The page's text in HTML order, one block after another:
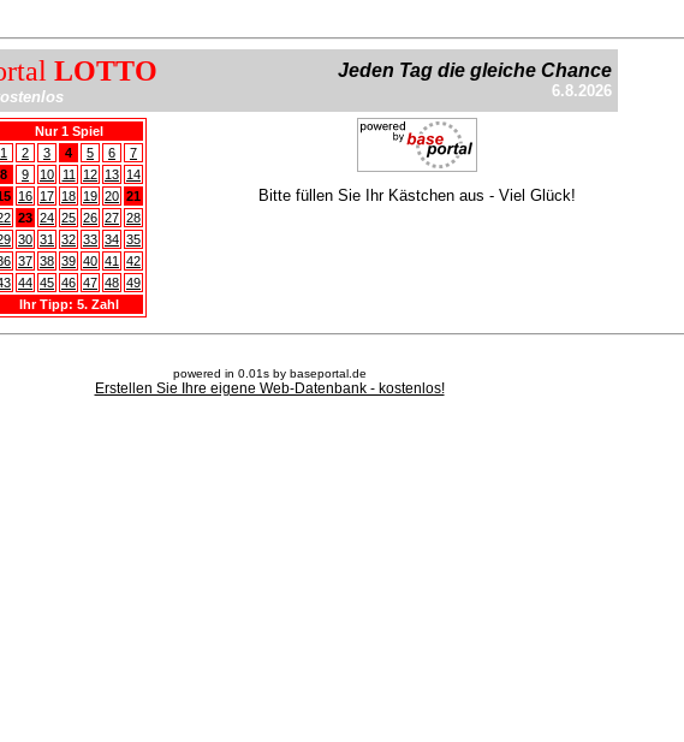
LOTTO Jeden Tag die gleiche Chance
6.8.2026
Nur 1 Spiel
1
2 3 4 5 6
7
8
9 10 11 12 13 14
16 17 18 19 20 21
23 24 25 26 27 28
30 31 32 33 34 35
37 38 39 40 41
42
44 45 46 47 48 49
Ihr Tipp: 5. Zahl
Bitte füllen Sie Ihr Kästchen aus - Viel Glück!
powered in 0.01s by baseportal.de
Erstellen Sie Ihre eigene Web-Datenbank - kostenlos!